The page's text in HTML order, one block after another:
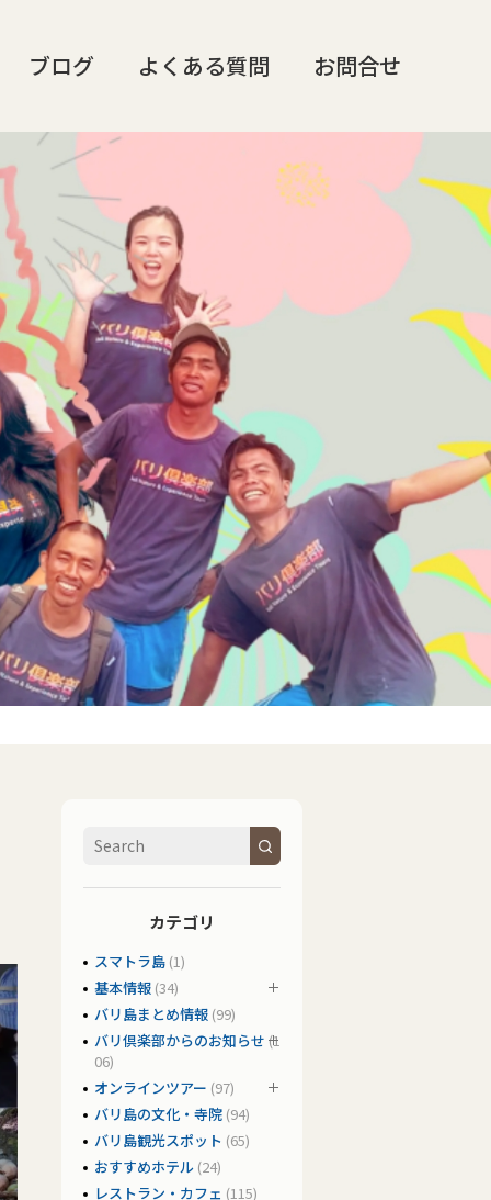
ブログ よくある質問 お問合せ
カテゴリ
スマトラ島 (1)
基本情報 (34)
バリ島まとめ情報 (99)
バリ倶楽部からのお知らせ (1
06)
オンラインツアー (97)
バリ島の文化・寺院 (94)
バリ島観光スポット (65)
おすすめホテル (24)
レストラン・カフェ (115)